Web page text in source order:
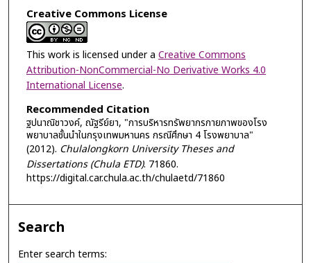
Creative Commons License
This work is licensed under a Creative Commons
Attribution-NonCommercial-No Derivative Works 4.0
International License.
Recommended Citation
ฐปนาณิชาวงค์, ณัฐรีย์ยา, "การบริหารทรัพยากรกายภาพของโรง
พยาบาลชั้นนำในกรุงเทพมหานคร กรณีศึกษา 4 โรงพยาบาล"
(2012). Chulalongkorn University Theses and
Dissertations (Chula ETD). 71860.
https://digital.car.chula.ac.th/chulaetd/71860
Search
Enter search terms: